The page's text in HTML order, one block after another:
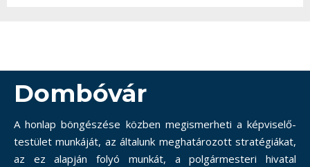
Dombóvár
A honlap böngészése közben megismerheti a képviselő-
testület munkáját, az általunk meghatározott stratégiákat,
az ez alapján folyó munkát, a polgármesteri hivatal